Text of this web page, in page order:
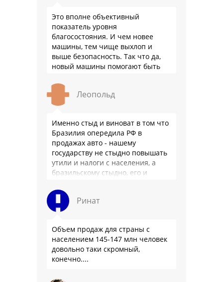
Это вполне объективный
показатель уровня
благосостояния. И чем новее
машины, тем чище выхлоп и
выше безопасность. Так что да,
новый машины помогают быть
Леопольд
Именно стыд и виноват в том что
Бразилия опередила РФ в
продажах авто - нашему
государству не стыдно повышать
утили и налоги с населения, а
бразильскому стыдно, его и
Ринат
Объем продаж для страны с
населением 145-147 млн человек
довольно таки скромный,
конечно....